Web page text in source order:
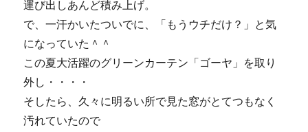
運び出しあんど積み上げ。
で、一汗かいたついでに、「もうウチだけ？」と気
になっていた＾＾
この夏大活躍のグリーンカーテン「ゴーヤ」を取り
外し・・・・
そしたら、久々に明るい所で見た窓がとてつもなく
汚れていたので